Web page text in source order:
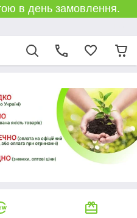
в день замовлення.